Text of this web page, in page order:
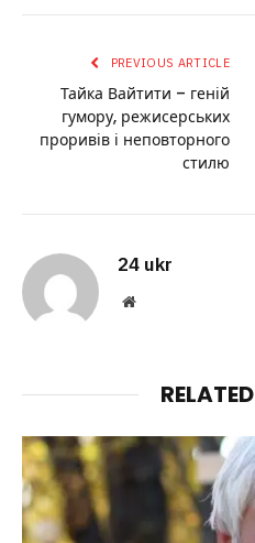
PREVIOUS ARTICLE
Тайка Вайтити – геній
гумору, режисерських
проривів і неповторного
стилю
24 ukr
Website
RELATED